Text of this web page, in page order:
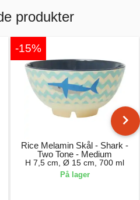
produkter
-15%
Rice Melamin Skål - Shark -
Two Tone - Medium
H 7,5 cm, Ø 15 cm, 700 ml
På lager